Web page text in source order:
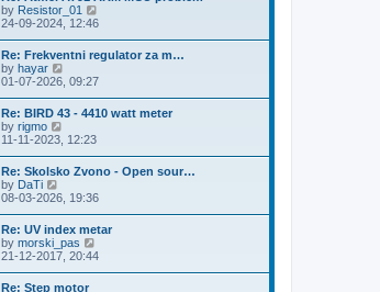
p
t
t
e
s
t
p
o
s
t
t
h
e
l
a
e
s
t
p
o
s
t
by Resistor_01
i
t
h
l
a
s
t
p
o
t
24-09-2024, 12:46
Re: Frekventni regulator za m…
by hayar
w
t
h
e
l
a
e
s
t
p
o
s
t
01-07-2026, 09:27
Re: BIRD 43 - 4410 watt meter
by rigmo
t
e
l
a
t
e
s
t
11-11-2023, 12:23
Re: Skolsko Zvono - Open sour…
by DaTi
i
w
t
h
e
l
a
08-03-2026, 19:36
Re: UV index metar
by morski_pas
i
21-12-2017, 20:44
Re: Step motor